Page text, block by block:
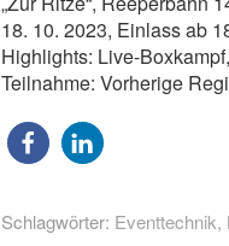
18. 10. 2023, Einlass ab
Highlights: Live-
Teilnahme: Vorherige
Schlagwörter: Eventtechnik,